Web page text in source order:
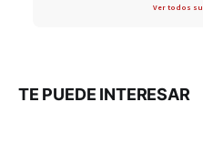
Ver todos
TE PUEDE INTERESAR